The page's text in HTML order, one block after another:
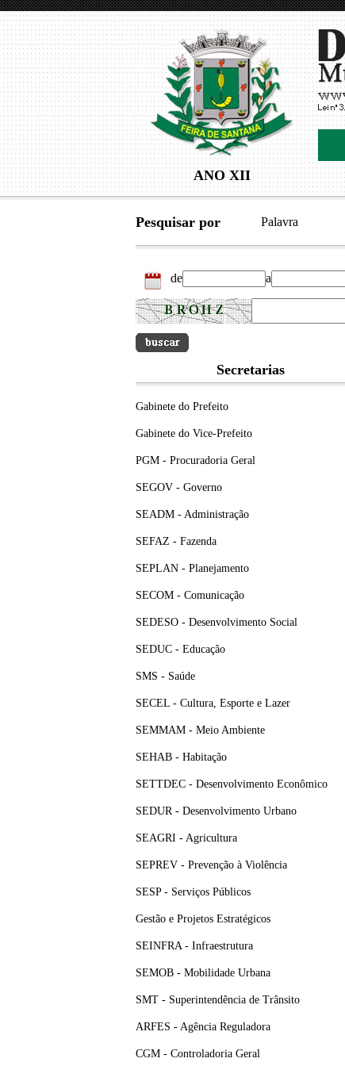
ANO XII
Pesquisar por Palavra
de a
Secretarias
Gabinete do Prefeito
Gabinete do Vice-Prefeito
PGM - Procuradoria Geral
SEGOV - Governo
SEADM - Administração
SEFAZ - Fazenda
SEPLAN - Planejamento
SECOM - Comunicação
SEDESO - Desenvolvimento Social
SEDUC - Educação
SMS - Saúde
SECEL - Cultura, Esporte e Lazer
SEMMAM - Meio Ambiente
SEHAB - Habitação
SETTDEC - Desenvolvimento Econômico
SEDUR - Desenvolvimento Urbano
SEAGRI - Agricultura
SEPREV - Prevenção à Violência
SESP - Serviços Públicos
Gestão e Projetos Estratégicos
SEINFRA - Infraestrutura
SEMOB - Mobilidade Urbana
SMT - Superintendência de Trânsito
ARFES - Agência Reguladora
CGM - Controladoria Geral